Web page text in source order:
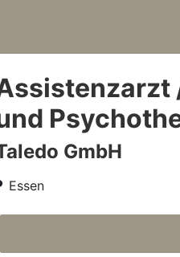
GmbH
Essen